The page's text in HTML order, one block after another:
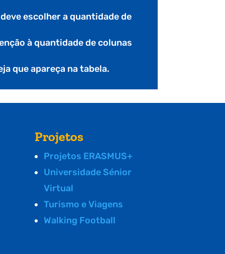
escolher a quantidade de
à quantidade de colunas
que apareça na tabela.
Projetos
Projetos ERASMUS+
Universidade Sénior
Virtual
Turismo e Viagens
Walking Football